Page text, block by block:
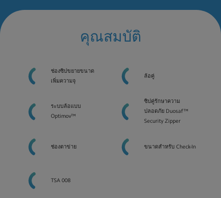
คุณสมบัติ
ช่องซิปขยายขนาด
เพิ่มความจุ
ล้อคู่
ระบบล้อแบบ
Optimov™
ซิปคู่รักษาความ
ปลอดภัย Duosaf™
Security Zipper
ช่องตาข่าย ขนาดสำหรับ Check-In
TSA 008